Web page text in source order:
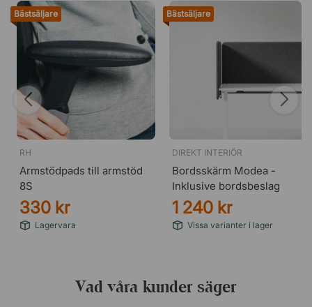
Bästsäljare
RH
Armstödpads till armstöd
8S
330 kr
Lagervara
Bästsäljare
DIREKT INTERIÖR
Bordsskärm Modea -
Inklusive bordsbeslag
1 240 kr
Vissa varianter i lager
Vad våra kunder säger